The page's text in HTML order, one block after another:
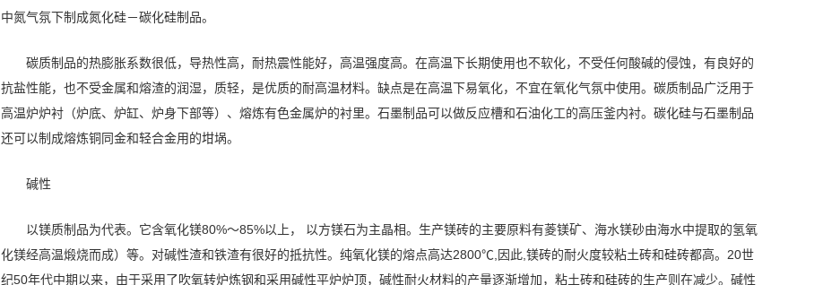
中氮气氛下制成氮化硅－碳化硅制品。
碳质制品的热膨胀系数很低，导热性高，耐热震性能好，高温强度高。在高温下长期使用也不软化，不受任何酸碱的侵蚀，有良好的
抗盐性能，也不受金属和熔渣的润湿，质轻，是优质的耐高温材料。缺点是在高温下易氧化，不宜在氧化气氛中使用。碳质制品广泛用于
高温炉炉衬（炉底、炉缸、炉身下部等）、熔炼有色金属炉的衬里。石墨制品可以做反应槽和石油化工的高压釜内衬。碳化硅与石墨制品
还可以制成熔炼铜同金和轻合金用的坩埚。
碱性
以镁质制品为代表。它含氧化镁80%～85%以上， 以方镁石为主晶相。生产镁砖的主要原料有菱镁矿、海水镁砂由海水中提取的氢氧
化镁经高温煅烧而成）等。对碱性渣和铁渣有很好的抵抗性。纯氧化镁的熔点高达2800℃,因此,镁砖的耐火度较粘土砖和硅砖都高。20世
纪50年代中期以来，由于采用了吹氧转炉炼钢和采用碱性平炉炉顶，碱性耐火材料的产量逐渐增加，粘土砖和硅砖的生产则在减少。碱性